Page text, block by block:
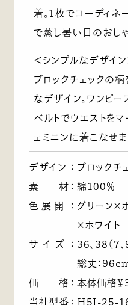
着。1枚でコーディネ
で蒸し暑い日のおし
＜シンプルなデザイン
ブロックチェックの
なデザイン。ワンピ
ベルトでウエストをマ
ェミニンに着こなせま
デザイン ： ブロックチ
素 材 ： 綿100％
色展開
： グリーン×
×ホワイト
サイズ
： 36、38（7、
総丈：
価 格 ： 本体価格
当社型番 ： H5J-25-